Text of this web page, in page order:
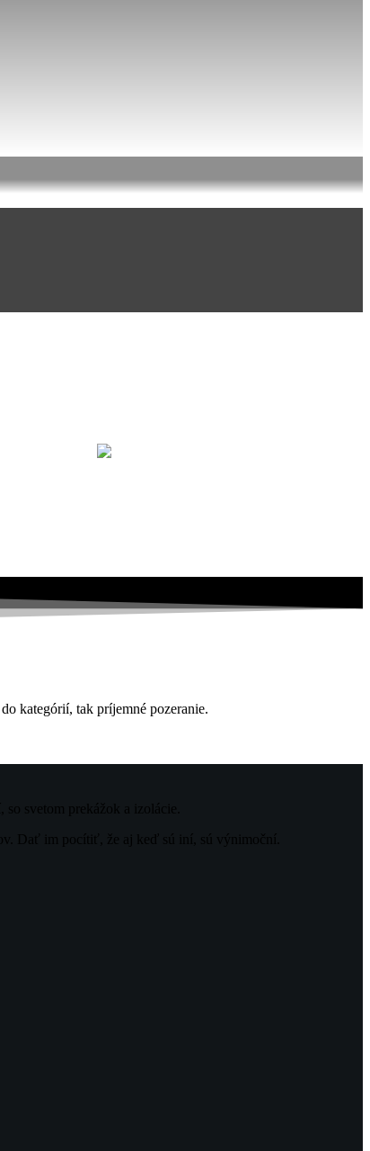
kategórií, tak príjemné pozeranie.
svetom prekážok a izolácie.
Dať im pocítiť, že aj keď sú iní, sú výnimoční.